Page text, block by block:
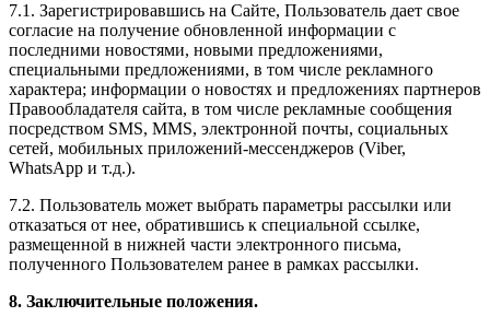
7.1. Зарегистрировавшись на Сайте, Пользователь дает свое
согласие на получение обновленной информации с
последними новостями, новыми предложениями,
специальными предложениями, в том числе рекламного
характера; информации о новостях и предложениях партнеров
Правообладателя сайта, в том числе рекламные сообщения
посредством SMS, MMS, электронной почты, социальных
сетей, мобильных приложений-мессенджеров (Viber,
WhatsApp и т.д.).
7.2. Пользователь может выбрать параметры рассылки или
отказаться от нее, обратившись к специальной ссылке,
размещенной в нижней части электронного письма,
полученного Пользователем ранее в рамках рассылки.
8. Заключительные положения.